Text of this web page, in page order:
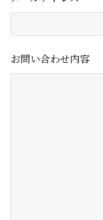
お問い合わせ内容